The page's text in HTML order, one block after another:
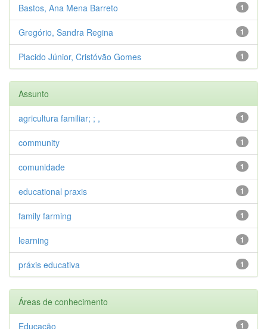
1
Bastos, Ana Mena Barreto
1
Gregório, Sandra Regina
1
Placido Júnior, Cristóvão Gomes
Assunto
1
agricultura familiar; ; ,
1
community
1
comunidade
1
educational praxis
1
family farming
1
learning
1
práxis educativa
Áreas de conhecimento
1
Educação